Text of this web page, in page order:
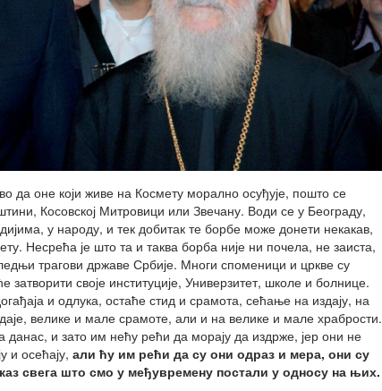
да оне који живе на Космету морално осуђује, пошто се
Косовској Митровици или Звечану. Води се у Београду,
у народу, и тек добитак те борбе може донети некакав,
Несрећа је што та и таква борба није ни почела, не заиста,
трагови државе Србије. Многи споменици и цркве су
своје институције, Универзитет, школе и болнице.
и одлука, остаће стид и срамота, сећање на издају, на
велике и мале срамоте, али и на велике и мале храбрости.
данас, и зато им нећу рећи да морају да издрже, јер они не
и осећају, али ћу им рећи да су они одраз и мера, они су
свега што смо у међувремену постали у односу на њих.